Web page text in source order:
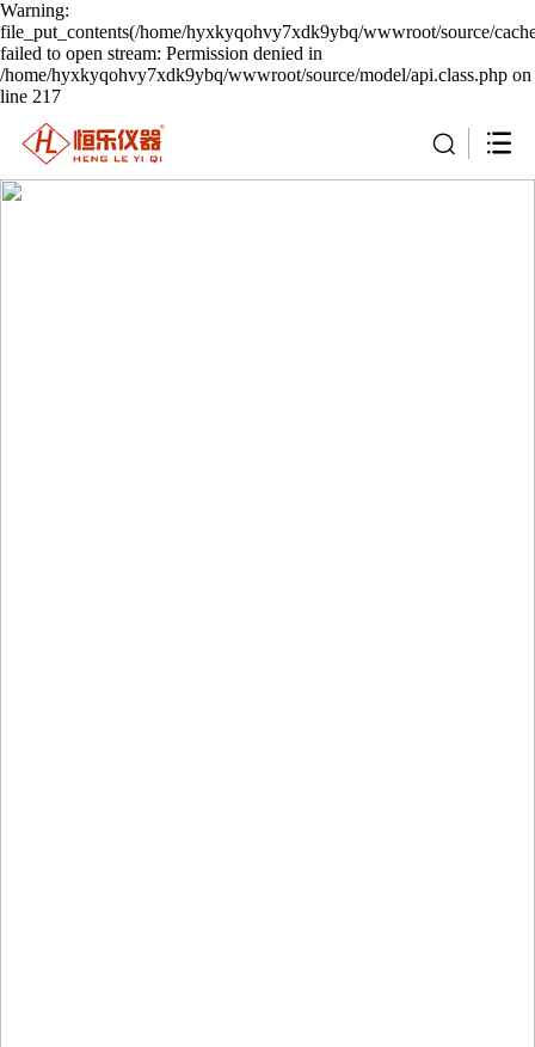
Warning:
file_put_contents(/home/hyxkyqohvy7xdk9ybq/wwwroot/source/
failed to open stream: Permission denied in
/home/hyxkyqohvy7xdk9ybq/wwwroot/source/model/api.class.php on
line 217